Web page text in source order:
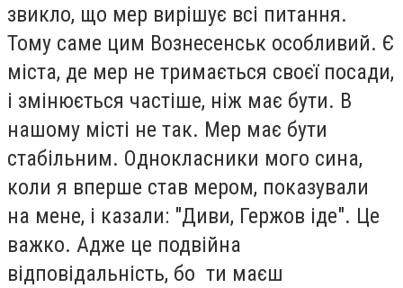
звикло, що мер вирішує всі питання.
Тому саме цим Вознесенськ особливий. Є
міста, де мер не тримається своєї посади,
і змінюється частіше, ніж має бути. В
нашому місті не так. Мер має бути
стабільним. Однокласники мого сина,
коли я вперше став мером, показували
на мене, і казали: "Диви, Гержов іде". Це
важко. Адже це подвійна
відповідальність, бо ти маєш